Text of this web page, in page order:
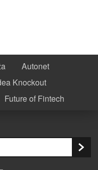
Autonet
Knockout
Future of Fintech